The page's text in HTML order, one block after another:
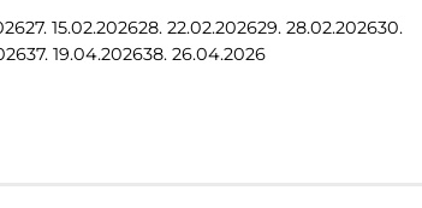
27. 15.02.202628. 22.02.202629. 28.02.202630.
37. 19.04.202638. 26.04.2026